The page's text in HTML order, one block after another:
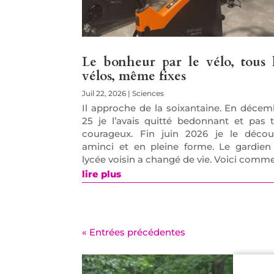
Le bonheur par le vélo, tous
vélos, même fixes
Juil 22, 2026 |Sciences
Il approche de la soixantaine. En
25 je l’avais quitté bedonnant et pas
courageux. Fin juin 2026 je le
aminci et en pleine forme. Le
lycée voisin a changé de vie. Voici
lire plus
« Entrées précédentes